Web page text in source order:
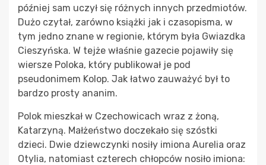
później sam uczył się różnych innych przedmiotów.
Dużo czytał, zarówno książki jak i czasopisma, w
tym jedno znane w regionie, którym była Gwiazdka
Cieszyńska. W tejże właśnie gazecie pojawiły się
wiersze Poloka, który publikował je pod
pseudonimem Kolop. Jak łatwo zauważyć był to
bardzo prosty ananim.
Polok mieszkał w Czechowicach wraz z żoną,
Katarzyną. Małżeństwo doczekało się szóstki
dzieci. Dwie dziewczynki nosiły imiona Aurelia oraz
Otylia, natomiast czterech chłopców nosiło imiona: